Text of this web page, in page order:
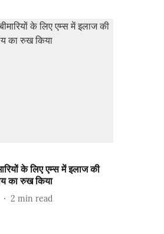
के लिए एम्स में इलाज की
का रुख किया
2 min read